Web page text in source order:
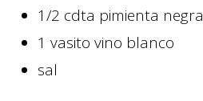
1/2 cdta pimienta negra
1 vasito vino blanco
sal